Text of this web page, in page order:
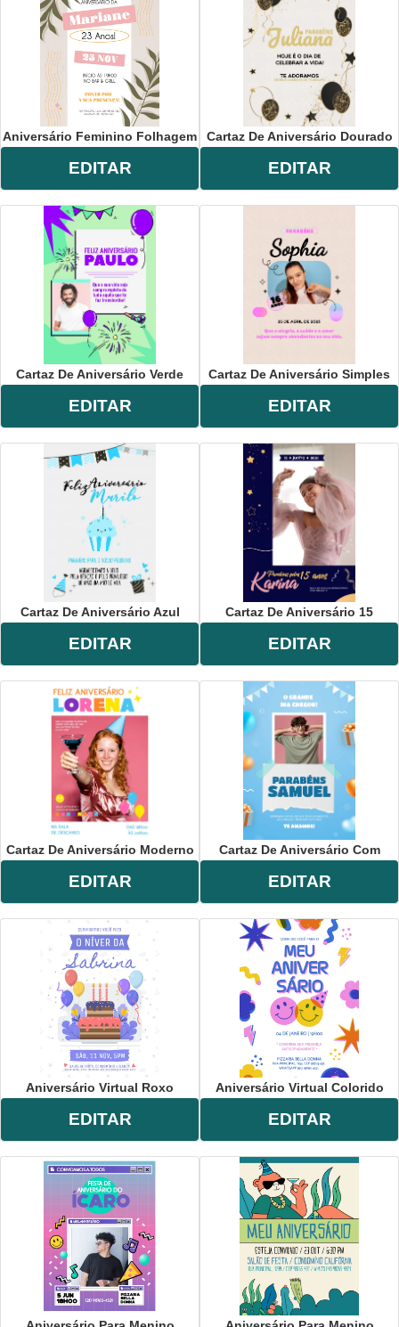
Aniversário Feminino Folhagem
EDITAR
Cartaz De Aniversário Dourado
EDITAR
Cartaz De Aniversário Verde
EDITAR
Cartaz De Aniversário Simples
EDITAR
Cartaz De Aniversário Azul
EDITAR
Cartaz De Aniversário 15
EDITAR
Cartaz De Aniversário Moderno
EDITAR
Cartaz De Aniversário Com
EDITAR
Aniversário Virtual Roxo
EDITAR
Aniversário Virtual Colorido
EDITAR